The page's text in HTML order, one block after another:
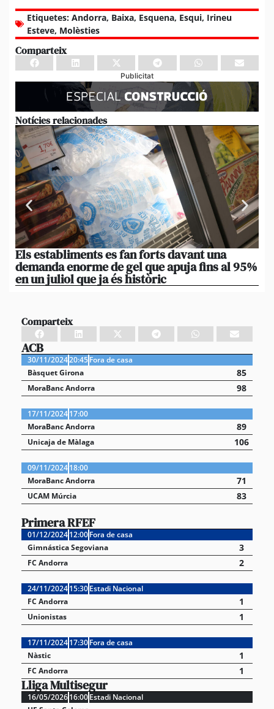
Etiquetes: Andorra, Baixa, Esquena, Esqui, Irineu
Esteve, Molèsties
Comparteix
Publicitat
Notícies relacionades
Els establiments es fan forts davant una
demanda enorme de gel que apuja fins al 95%
en un juliol que ja és històric
Comparteix
ACB
30/11/202420:45Fora de casa
Bàsquet Girona
85
MoraBanc Andorra 98
17/11/202417:00
MoraBanc Andorra
89
Unicaja de Màlaga 106
09/11/202418:00
MoraBanc Andorra
71
UCAM Múrcia 83
Primera RFEF
01/12/202412:00Fora de casa
Gimnástica Segoviana
3
FC Andorra 2
24/11/202415:30Estadi Nacional
FC Andorra
1
Unionistas 1
17/11/202417:30Fora de casa
Nàstic
1
FC Andorra 1
Lliga Multisegur
16/05/202616:00Estadi Nacional